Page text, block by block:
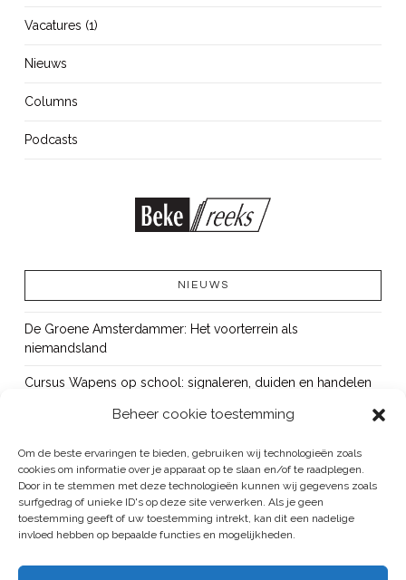
Beheer cookie toestemming
Om de beste ervaringen te bieden, gebruiken wij technologieën zoals
cookies om informatie over je apparaat op te slaan en/of te raadplegen.
Door in te stemmen met deze technologieën kunnen wij gegevens zoals
surfgedrag of unieke ID's op deze site verwerken. Als je geen
toestemming geeft of uw toestemming intrekt, kan dit een nadelige
invloed hebben op bepaalde functies en mogelijkheden.
Vacatures (1)
Nieuws
Columns
Podcasts
NIEUWS
De Groene Amsterdammer: Het voorterrein als
niemandsland
Cursus Wapens op school: signaleren, duiden en handelen
Bureau Beke ontwikkelt jeugdmonitor Aruba
Vacature: senior onderzoeker